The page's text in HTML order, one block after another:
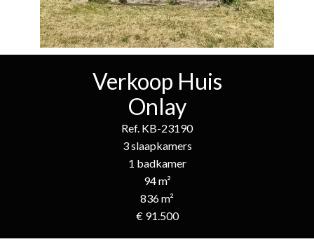
Verkoop Huis
Onlay
Ref. KB-23190
3 slaapkamers
1 badkamer
94 m²
836 m²
€ 91.500